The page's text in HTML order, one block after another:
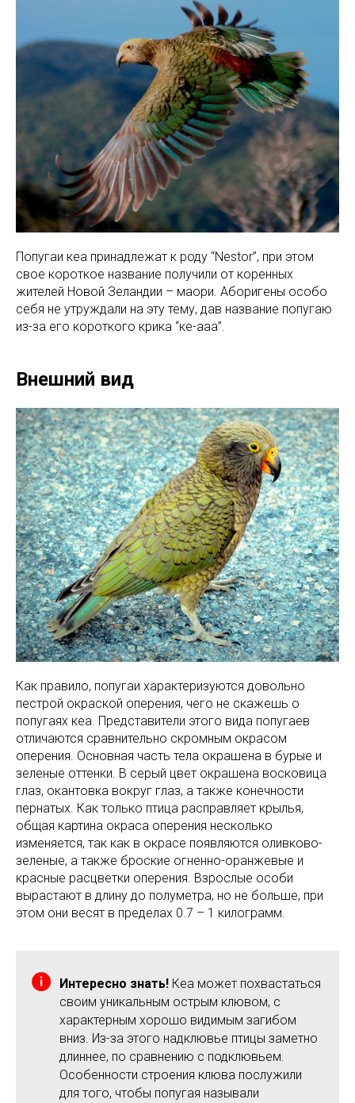
Попугаи кеа принадлежат к роду “Nestor”, при этом
свое короткое название получили от коренных
жителей Новой Зеландии – маори. Аборигены особо
себя не утруждали на эту тему, дав название попугаю
из-за его короткого крика “ке-ааа”.
Внешний вид
Как правило, попугаи характеризуются довольно
пестрой окраской оперения, чего не скажешь о
попугаях кеа. Представители этого вида попугаев
отличаются сравнительно скромным окрасом
оперения. Основная часть тела окрашена в бурые и
зеленые оттенки. В серый цвет окрашена восковица
глаз, окантовка вокруг глаз, а также конечности
пернатых. Как только птица расправляет крылья,
общая картина окраса оперения несколько
изменяется, так как в окрасе появляются оливково-
зеленые, а также броские огненно-оранжевые и
красные расцветки оперения. Взрослые особи
вырастают в длину до полуметра, но не больше, при
этом они весят в пределах 0.7 – 1 килограмм.
Интересно знать! Кеа может похвастаться
своим уникальным острым клювом, с
характерным хорошо видимым загибом
вниз. Из-за этого надклювье птицы заметно
длиннее, по сравнению с подклювьем.
Особенности строения клюва послужили
для того, чтобы попугая называли